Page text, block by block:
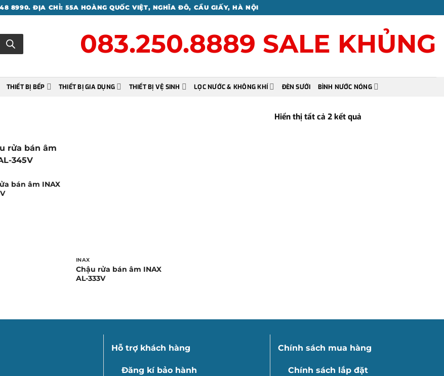
8990. ĐỊA CHỈ: 55A HOÀNG QUỐC VIỆT, NGHĨA ĐÔ, CẦU GIẤY, HÀ NỘI
083.250.8889 SALE KHỦNG
THIẾT BỊ BẾP THIẾT BỊ GIA DỤNG THIẾT BỊ VỆ SINH LỌC NƯỚC & KHÔNG KHÍ ĐÈN SƯỞI BÌNH NƯỚC NÓNG
Hiển thị tất cả 2 kết quả
bán âm INAX
INAX
Chậu rửa bán âm INAX
AL-333V
Hỗ trợ khách hàng
Đăng kí bảo hành
Chính sách mua hàng
Chính sách lắp đặt